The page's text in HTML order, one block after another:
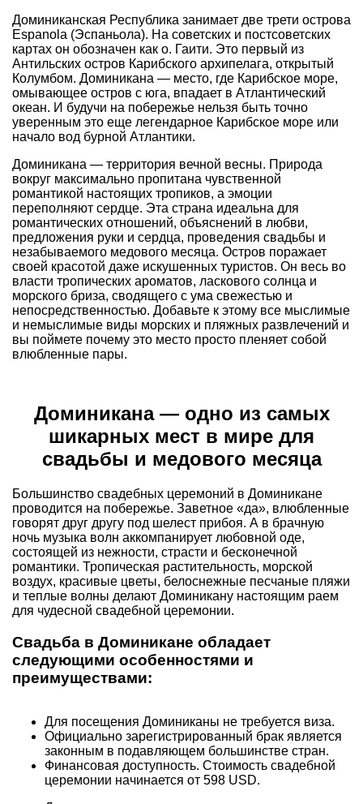
Доминиканская Республика занимает две трети острова
Espanola (Эспаньола). На советских и постсоветских
картах он обозначен как о. Гаити. Это первый из
Антильских остров Карибского архипелага, открытый
Колумбом. Доминикана — место, где Карибское море,
омывающее остров с юга, впадает в Атлантический
океан. И будучи на побережье нельзя быть точно
уверенным это еще легендарное Карибское море или
начало вод бурной Атлантики.
Доминикана — территория вечной весны. Природа
вокруг максимально пропитана чувственной
романтикой настоящих тропиков, а эмоции
переполняют сердце. Эта страна идеальна для
романтических отношений, объяснений в любви,
предложения руки и сердца, проведения свадьбы и
незабываемого медового месяца. Остров поражает
своей красотой даже искушенных туристов. Он весь во
власти тропических ароматов, ласкового солнца и
морского бриза, сводящего с ума свежестью и
непосредственностью. Добавьте к этому все мыслимые
и немыслимые виды морских и пляжных развлечений и
вы поймете почему это место просто пленяет собой
влюбленные пары.
Доминикана — одно из самых
шикарных мест в мире для
свадьбы и медового месяца
Большинство свадебных церемоний в Доминикане
проводится на побережье. Заветное «да», влюбленные
говорят друг другу под шелест прибоя. А в брачную
ночь музыка волн аккомпанирует любовной оде,
состоящей из нежности, страсти и бесконечной
романтики. Тропическая растительность, морской
воздух, красивые цветы, белоснежные песчаные пляжи
и теплые волны делают Доминикану настоящим раем
для чудесной свадебной церемонии.
Свадьба в Доминикане обладает
следующими особенностями и
преимуществами:
Для посещения Доминиканы не требуется виза.
Официально зарегистрированный брак является
законным в подавляющем большинстве стран.
Финансовая доступность. Стоимость свадебной
церемонии начинается от 598 USD.